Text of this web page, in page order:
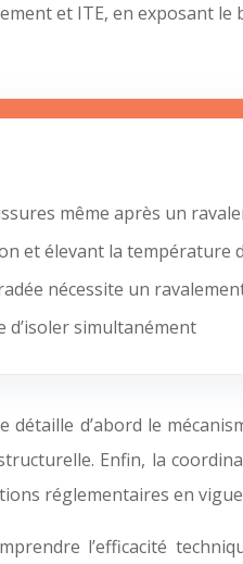
et ITE, en exposant le
même après un
et élevant la température
nécessite un
d’isoler simultanément
d’abord le
Enfin, la
réglementaires en
l’efficacité